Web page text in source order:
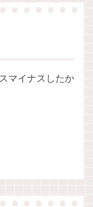
マイナスしたか